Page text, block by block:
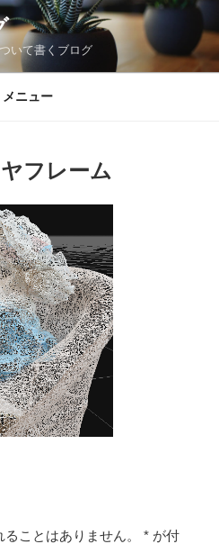
いて書くブログ
メニュー
フレーム
ことはありません。 * が付